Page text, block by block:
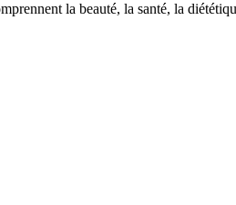
la beauté, la santé, la